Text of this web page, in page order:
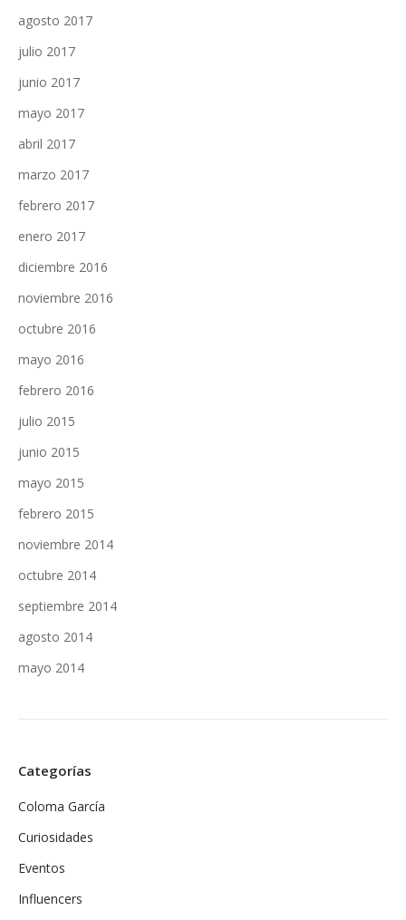
agosto 2017
julio 2017
junio 2017
mayo 2017
abril 2017
marzo 2017
febrero 2017
enero 2017
diciembre 2016
noviembre 2016
octubre 2016
mayo 2016
febrero 2016
julio 2015
junio 2015
mayo 2015
febrero 2015
noviembre 2014
octubre 2014
septiembre 2014
agosto 2014
mayo 2014
Categorías
Coloma García
Curiosidades
Eventos
Influencers